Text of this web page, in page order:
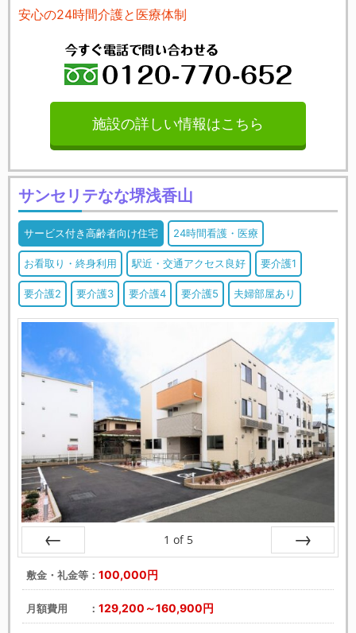
安心の24時間介護と医療体制
施設の詳しい情報はこちら
サンセリテなな堺浅香山
サービス付き高齢者向け住宅 24時間看護・医療
お看取り・終身利用 駅近・交通アクセス良好 要介護1
要介護2 要介護3 要介護4 要介護5 夫婦部屋あり
戻る
1 of 5
敷金・礼金等： 100,000円
月額費用 ： 129,200～160,900円